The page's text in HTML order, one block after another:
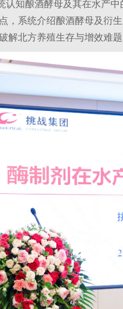
知酿酒酵母及其在水产中
，系统介绍酿酒酵母及衍
解北方养殖生存与增效难题